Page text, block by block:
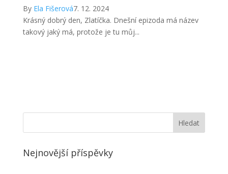
By Ela Fišerová7. 12. 2024
Krásný dobrý den, Zlatíčka. Dnešní epizoda má název
takový jaký má, protože je tu můj...
Nejnovější příspěvky